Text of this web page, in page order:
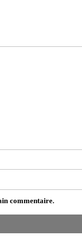
commentaire.